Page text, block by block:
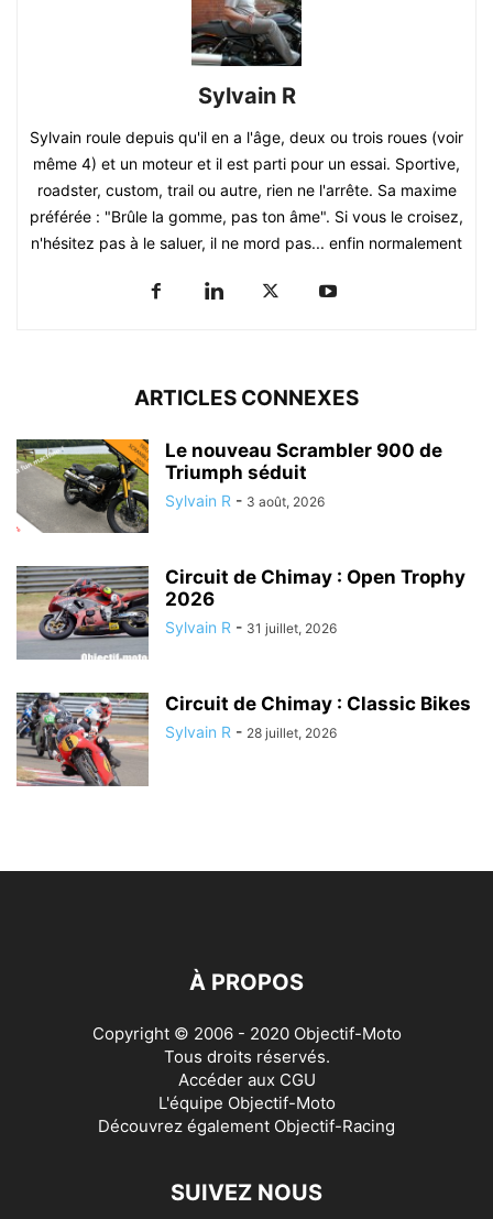
Sylvain R
Sylvain roule depuis qu'il en a l'âge, deux ou trois roues (voir
même 4) et un moteur et il est parti pour un essai. Sportive,
roadster, custom, trail ou autre, rien ne l'arrête. Sa maxime
préférée : "Brûle la gomme, pas ton âme". Si vous le croisez,
n'hésitez pas à le saluer, il ne mord pas... enfin normalement
ARTICLES CONNEXES
Le nouveau Scrambler 900 de
Triumph séduit
Sylvain R - 3 août, 2026
Circuit de Chimay : Open Trophy
2026
Sylvain R - 31 juillet, 2026
Circuit de Chimay : Classic Bikes
Sylvain R - 28 juillet, 2026
À PROPOS
Copyright © 2006 - 2020 Objectif-Moto
Tous droits réservés.
Accéder aux CGU
L'équipe Objectif-Moto
Découvrez également Objectif-Racing
SUIVEZ NOUS